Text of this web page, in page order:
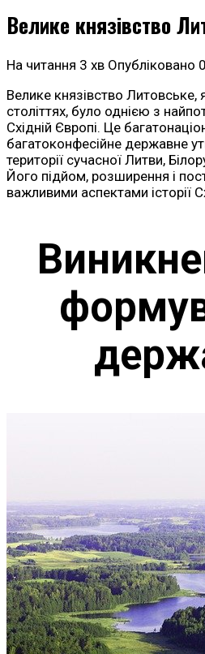
Велике князівство
На читання 3 хв Опубліковано
Велике князівство Литовське,
століттях, було однією з
Східній Європі. Це
багатоконфесійне державне
території сучасної Литви,
Його підйом, розширення і
важливими аспектами історії